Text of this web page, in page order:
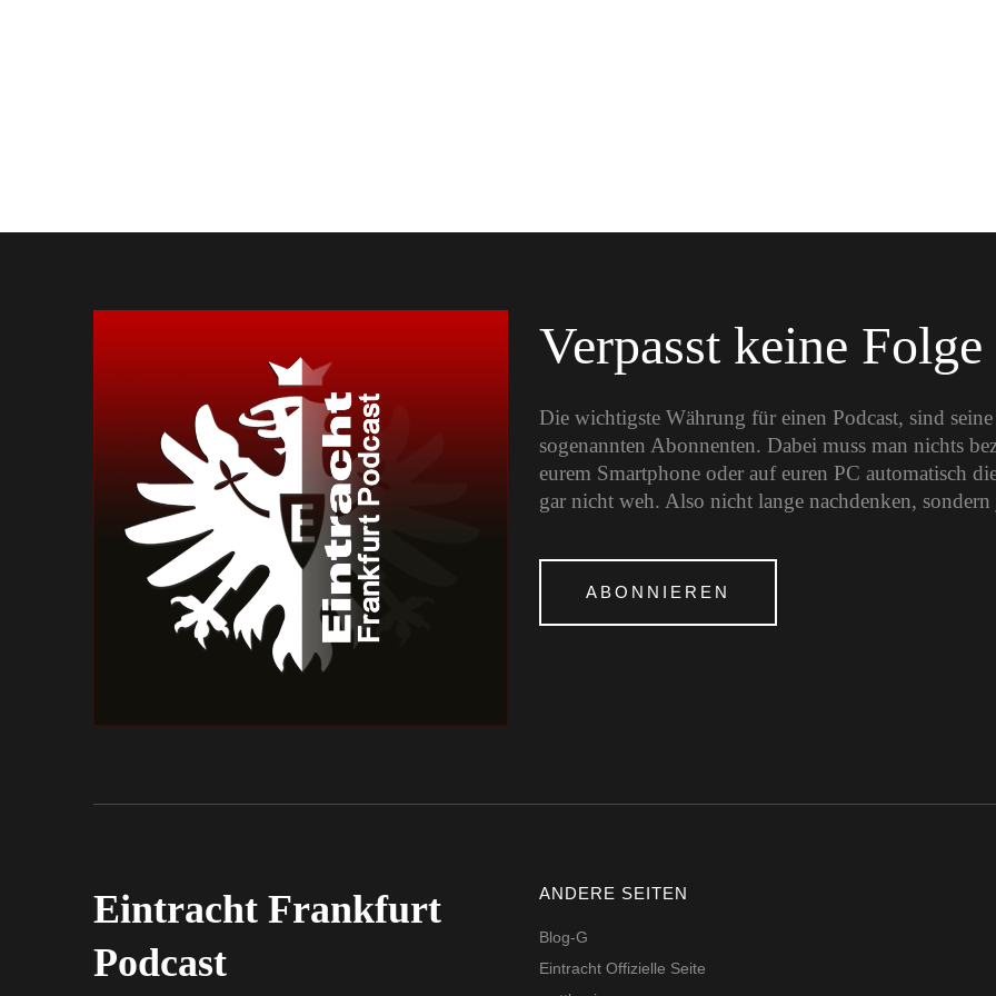
Verpasst keine
Die wichtigste Währung für einen Podcast, sind
sogenannten Abonnenten. Dabei muss man nichts
eurem Smartphone oder auf euren PC automatisch
gar nicht weh. Also nicht lange nachdenken,
ABONNIEREN
Eintracht Frankfurt
Podcast
ANDERE SEITEN
Blog-G
Eintracht Offizielle Seite